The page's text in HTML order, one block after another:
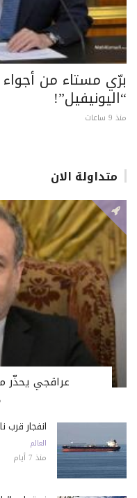
برّي مستاء من
“اليونيفيل”!
منذ 9 ساعات
متداولة الان
عراقجي يحذّر
انفجار
العالم
منذ 7 أيام